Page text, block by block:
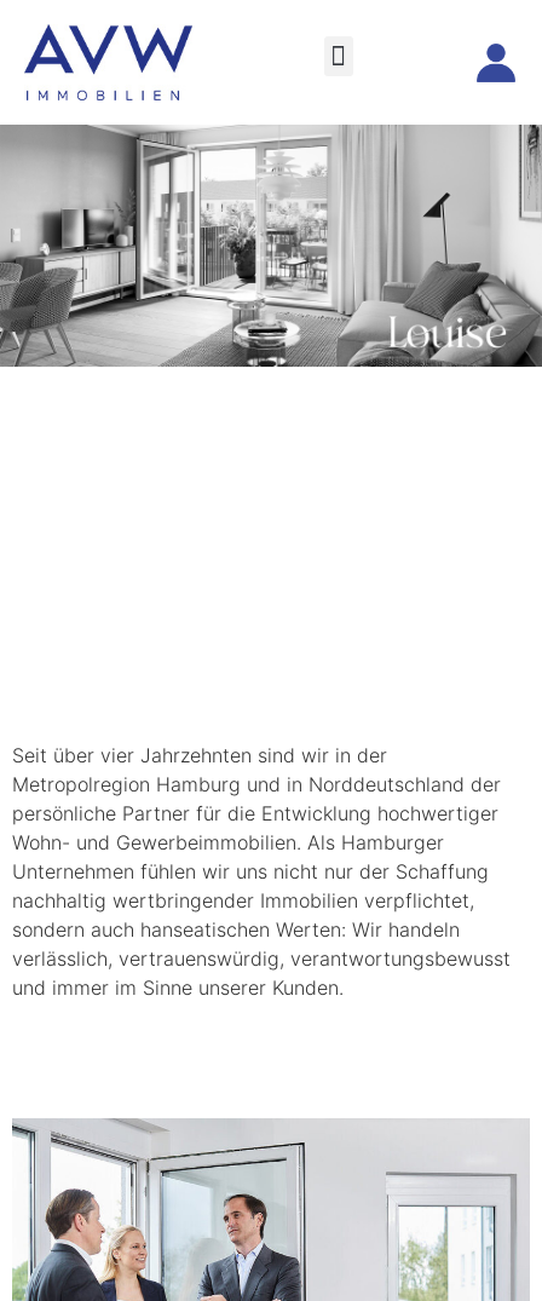
Seit über vier Jahrzehnten sind wir in der
Metropolregion Hamburg und in Norddeutschland der
persönliche Partner für die Entwicklung hochwertiger
Wohn- und Gewerbeimmobilien. Als Hamburger
Unternehmen fühlen wir uns nicht nur der Schaffung
nachhaltig wertbringender Immobilien verpflichtet,
sondern auch hanseatischen Werten: Wir handeln
verlässlich, vertrauenswürdig, verantwortungsbewusst
und immer im Sinne unserer Kunden.